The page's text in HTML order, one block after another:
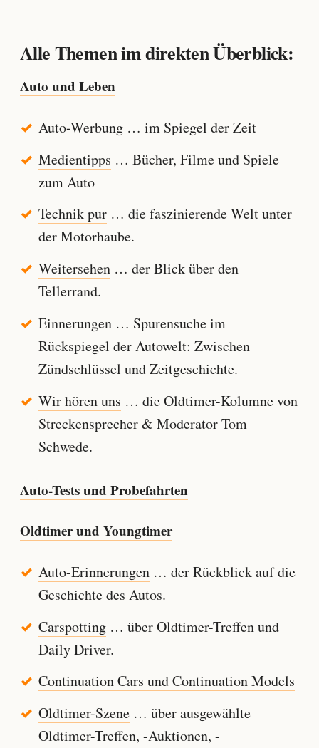
Alle Themen im direkten Überblick:
Auto und Leben
Auto-Werbung… im Spiegel der Zeit
Medientipps … Bücher, Filme und Spiele
zum Auto
Technik pur… die faszinierende Welt unter
der Motorhaube.
Weitersehen… der Blick über den
Tellerrand.
Einnerungen… Spurensuche im
Rückspiegel der Autowelt: Zwischen
Zündschlüssel und Zeitgeschichte.
Wir hören uns … die Oldtimer-Kolumne von
Streckensprecher & Moderator Tom
Schwede.
Auto-Tests und Probefahrten
Oldtimer und Youngtimer
Auto-Erinnerungen… der Rückblick auf die
Geschichte des Autos.
Carspotting… über Oldtimer-Treffen und
Daily Driver.
Continuation Cars und Continuation Models
Oldtimer-Szene… über ausgewählte
Oldtimer-Treffen, -Auktionen, -